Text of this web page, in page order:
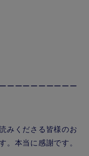
ーーーーーーーーー
みくださる皆様のお
。本当に感謝です。